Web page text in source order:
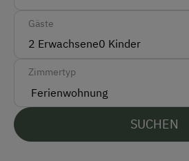
Barzahlung
Überweisung / SEPA
Vor Ort gesprochene Sprachen
Gäste
2 Erwachsene0 Kinder
Zimmertyp
SUCHEN